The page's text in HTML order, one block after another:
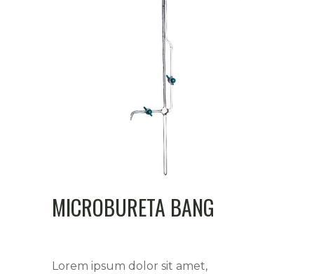
MICROBURETA BANG
Lorem ipsum dolor sit amet,